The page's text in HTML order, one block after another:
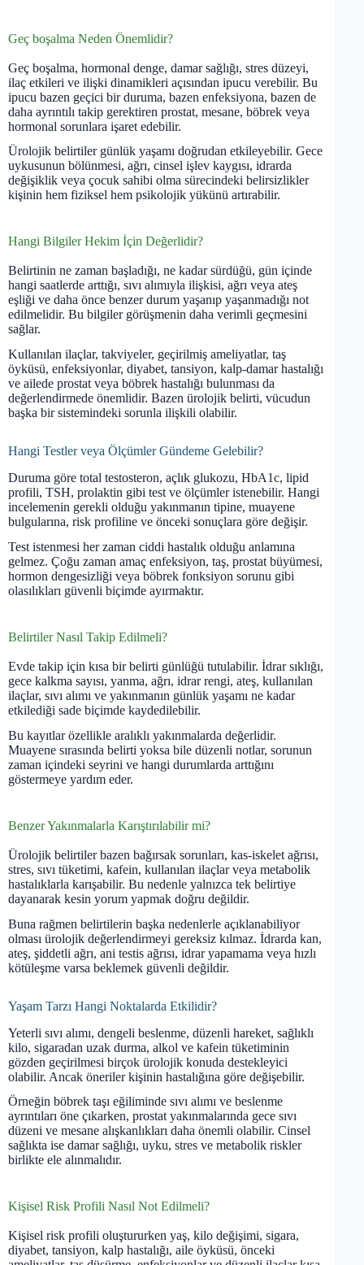
Geç boşalma Neden Önemlidir?
Geç boşalma, hormonal denge, damar sağlığı, stres düzeyi,
ilaç etkileri ve ilişki dinamikleri açısından ipucu verebilir. Bu
ipucu bazen geçici bir duruma, bazen enfeksiyona, bazen de
daha ayrıntılı takip gerektiren prostat, mesane, böbrek veya
hormonal sorunlara işaret edebilir.
Ürolojik belirtiler günlük yaşamı doğrudan etkileyebilir. Gece
uykusunun bölünmesi, ağrı, cinsel işlev kaygısı, idrarda
değişiklik veya çocuk sahibi olma sürecindeki belirsizlikler
kişinin hem fiziksel hem psikolojik yükünü artırabilir.
Hangi Bilgiler Hekim İçin Değerlidir?
Belirtinin ne zaman başladığı, ne kadar sürdüğü, gün içinde
hangi saatlerde arttığı, sıvı alımıyla ilişkisi, ağrı veya ateş
eşliği ve daha önce benzer durum yaşanıp yaşanmadığı not
edilmelidir. Bu bilgiler görüşmenin daha verimli geçmesini
sağlar.
Kullanılan ilaçlar, takviyeler, geçirilmiş ameliyatlar, taş
öyküsü, enfeksiyonlar, diyabet, tansiyon, kalp-damar hastalığı
ve ailede prostat veya böbrek hastalığı bulunması da
değerlendirmede önemlidir. Bazen ürolojik belirti, vücudun
başka bir sistemindeki sorunla ilişkili olabilir.
Hangi Testler veya Ölçümler Gündeme Gelebilir?
Duruma göre total testosteron, açlık glukozu, HbA1c, lipid
profili, TSH, prolaktin gibi test ve ölçümler istenebilir. Hangi
incelemenin gerekli olduğu yakınmanın tipine, muayene
bulgularına, risk profiline ve önceki sonuçlara göre değişir.
Test istenmesi her zaman ciddi hastalık olduğu anlamına
gelmez. Çoğu zaman amaç enfeksiyon, taş, prostat büyümesi,
hormon dengesizliği veya böbrek fonksiyon sorunu gibi
olasılıkları güvenli biçimde ayırmaktır.
Belirtiler Nasıl Takip Edilmeli?
Evde takip için kısa bir belirti günlüğü tutulabilir. İdrar sıklığı,
gece kalkma sayısı, yanma, ağrı, idrar rengi, ateş, kullanılan
ilaçlar, sıvı alımı ve yakınmanın günlük yaşamı ne kadar
etkilediği sade biçimde kaydedilebilir.
Bu kayıtlar özellikle aralıklı yakınmalarda değerlidir.
Muayene sırasında belirti yoksa bile düzenli notlar, sorunun
zaman içindeki seyrini ve hangi durumlarda arttığını
göstermeye yardım eder.
Benzer Yakınmalarla Karıştırılabilir mi?
Ürolojik belirtiler bazen bağırsak sorunları, kas-iskelet ağrısı,
stres, sıvı tüketimi, kafein, kullanılan ilaçlar veya metabolik
hastalıklarla karışabilir. Bu nedenle yalnızca tek belirtiye
dayanarak kesin yorum yapmak doğru değildir.
Buna rağmen belirtilerin başka nedenlerle açıklanabiliyor
olması ürolojik değerlendirmeyi gereksiz kılmaz. İdrarda kan,
ateş, şiddetli ağrı, ani testis ağrısı, idrar yapamama veya hızlı
kötüleşme varsa beklemek güvenli değildir.
Yaşam Tarzı Hangi Noktalarda Etkilidir?
Yeterli sıvı alımı, dengeli beslenme, düzenli hareket, sağlıklı
kilo, sigaradan uzak durma, alkol ve kafein tüketiminin
gözden geçirilmesi birçok ürolojik konuda destekleyici
olabilir. Ancak öneriler kişinin hastalığına göre değişebilir.
Örneğin böbrek taşı eğiliminde sıvı alımı ve beslenme
ayrıntıları öne çıkarken, prostat yakınmalarında gece sıvı
düzeni ve mesane alışkanlıkları daha önemli olabilir. Cinsel
sağlıkta ise damar sağlığı, uyku, stres ve metabolik riskler
birlikte ele alınmalıdır.
Kişisel Risk Profili Nasıl Not Edilmeli?
Kişisel risk profili oluştururken yaş, kilo değişimi, sigara,
diyabet, tansiyon, kalp hastalığı, aile öyküsü, önceki